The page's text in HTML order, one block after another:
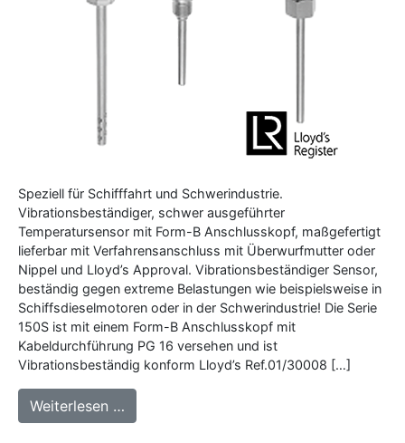
Speziell für Schifffahrt und Schwerindustrie.
Vibrationsbeständiger, schwer ausgeführter
Temperatursensor mit Form-B Anschlusskopf, maßgefertigt
lieferbar mit Verfahrensanschluss mit Überwurfmutter oder
Nippel und Lloyd’s Approval. Vibrationsbeständiger Sensor,
beständig gegen extreme Belastungen wie beispielsweise in
Schiffsdieselmotoren oder in der Schwerindustrie! Die Serie
150S ist mit einem Form-B Anschlusskopf mit
Kabeldurchführung PG 16 versehen und ist
Vibrationsbeständig konform Lloyd’s Ref.01/30008 […]
Weiterlesen …